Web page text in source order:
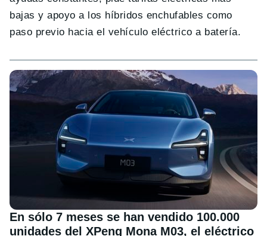
bajas y apoyo a los híbridos enchufables como
paso previo hacia el vehículo eléctrico a batería.
En sólo 7 meses se han vendido 100.000
unidades del XPeng Mona M03, el eléctrico